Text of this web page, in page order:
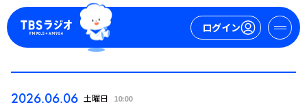
ログイン
2026.06.06 土曜日 10:00